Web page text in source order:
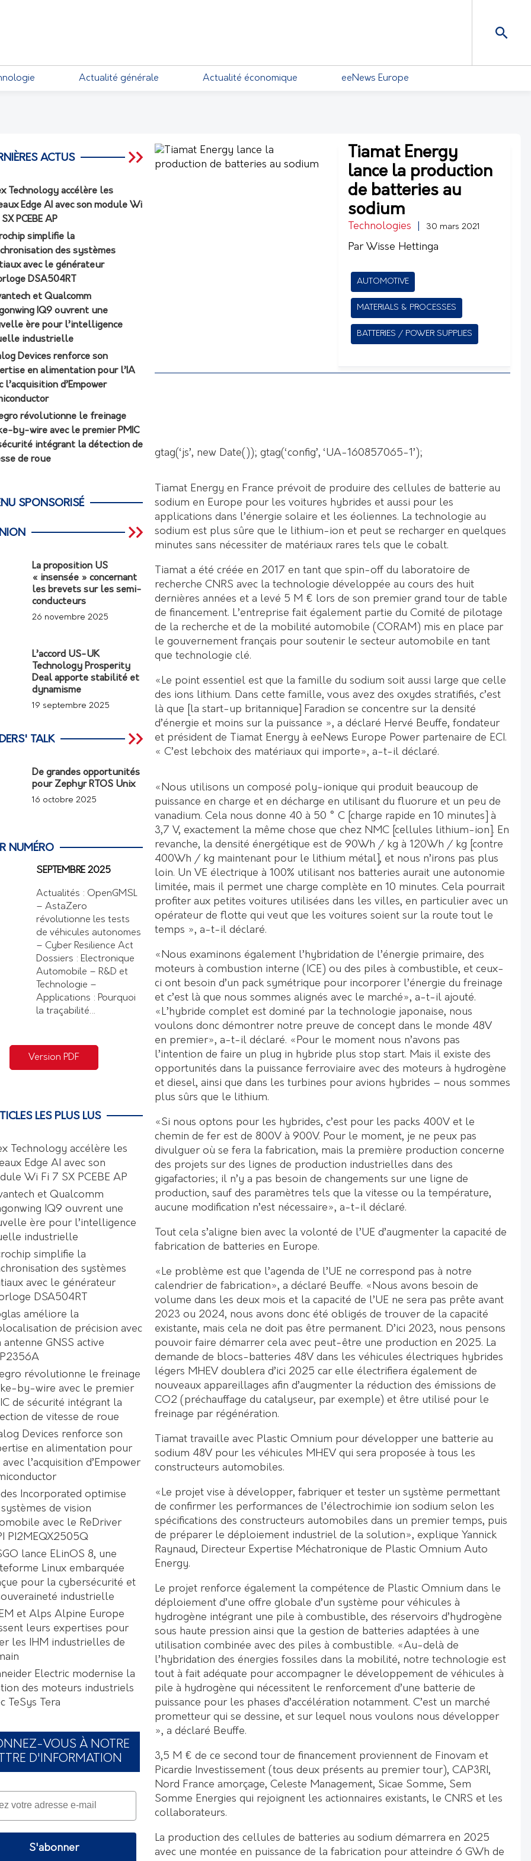
Actualité générale Actualité économique eeNews Europe
Tiamat Energy
lance la production
de batteries au
sodium
Technologies 30 mars 2021
Par Wisse Hettinga
AUTOMOTIVE
MATERIALS & PROCESSES
BATTERIES / POWER SUPPLIES
gtag(‘js’, new Date()); gtag(‘config’, ‘UA-160857065-1’);
Tiamat Energy en France prévoit de produire des cellules de batterie au
sodium en Europe pour les voitures hybrides et aussi pour les
applications dans l’énergie solaire et les éoliennes. La technologie au
sodium est plus sûre que le lithium-ion et peut se recharger en quelques
minutes sans nécessiter de matériaux rares tels que le cobalt.
Tiamat a été créée en 2017 en tant que spin-off du laboratoire de
recherche CNRS avec la technologie développée au cours des huit
dernières années et a levé 5 M € lors de son premier grand tour de table
de financement. L’entreprise fait également partie du Comité de pilotage
de la recherche et de la mobilité automobile (CORAM) mis en place par
le gouvernement français pour soutenir le secteur automobile en tant
que technologie clé.
«Le point essentiel est que la famille du sodium soit aussi large que celle
des ions lithium. Dans cette famille, vous avez des oxydes stratifiés, c’est
là que [la start-up britannique] Faradion se concentre sur la densité
d’énergie et moins sur la puissance », a déclaré Hervé Beuffe, fondateur
et président de Tiamat Energy à eeNews Europe Power partenaire de ECI.
« C’est lebchoix des matériaux qui importe», a-t-il déclaré.
«Nous utilisons un composé poly-ionique qui produit beaucoup de
puissance en charge et en décharge en utilisant du fluorure et un peu de
vanadium. Cela nous donne 40 à 50 ° C [charge rapide en 10 minutes] à
3,7 V, exactement la même chose que chez NMC [cellules lithium-ion]. En
revanche, la densité énergétique est de 90Wh / kg à 120Wh / kg [contre
400Wh / kg maintenant pour le lithium métal], et nous n’irons pas plus
loin. Un VE électrique à 100% utilisant nos batteries aurait une autonomie
limitée, mais il permet une charge complète en 10 minutes. Cela pourrait
profiter aux petites voitures utilisées dans les villes, en particulier avec un
opérateur de flotte qui veut que les voitures soient sur la route tout le
temps », a-t-il déclaré.
«Nous examinons également l’hybridation de l’énergie primaire, des
moteurs à combustion interne (ICE) ou des piles à combustible, et ceux-
ci ont besoin d’un pack symétrique pour incorporer l’énergie du freinage
et c’est là que nous sommes alignés avec le marché», a-t-il ajouté.
«L’hybride complet est dominé par la technologie japonaise, nous
voulons donc démontrer notre preuve de concept dans le monde 48V
en premier», a-t-il déclaré. «Pour le moment nous n’avons pas
l’intention de faire un plug in hybride plus stop start. Mais il existe des
opportunités dans la puissance ferroviaire avec des moteurs à hydrogène
et diesel, ainsi que dans les turbines pour avions hybrides – nous sommes
plus sûrs que le lithium.
«Si nous optons pour les hybrides, c’est pour les packs 400V et le
chemin de fer est de 800V à 900V. Pour le moment, je ne peux pas
divulguer où se fera la fabrication, mais la première production concerne
des projets sur des lignes de production industrielles dans des
gigafactories; il n’y a pas besoin de changements sur une ligne de
production, sauf des paramètres tels que la vitesse ou la température,
aucune modification n’est nécessaire», a-t-il déclaré.
Tout cela s’aligne bien avec la volonté de l’UE d’augmenter la capacité de
fabrication de batteries en Europe.
«Le problème est que l’agenda de l’UE ne correspond pas à notre
calendrier de fabrication», a déclaré Beuffe. «Nous avons besoin de
volume dans les deux mois et la capacité de l’UE ne sera pas prête avant
2023 ou 2024, nous avons donc été obligés de trouver de la capacité
existante, mais cela ne doit pas être permanent. D’ici 2023, nous pensons
pouvoir faire démarrer cela avec peut-être une production en 2025. La
demande de blocs-batteries 48V dans les véhicules électriques hybrides
légers MHEV doublera d’ici 2025 car elle électrifiera également de
nouveaux appareillages afin d’augmenter la réduction des émissions de
CO2 (préchauffage du catalyseur, par exemple) et être utilisé pour le
freinage par régénération.
Tiamat travaille avec Plastic Omnium pour développer une batterie au
sodium 48V pour les véhicules MHEV qui sera proposée à tous les
constructeurs automobiles.
«Le projet vise à développer, fabriquer et tester un système permettant
de confirmer les performances de l’électrochimie ion sodium selon les
spécifications des constructeurs automobiles dans un premier temps, puis
de préparer le déploiement industriel de la solution», explique Yannick
Raynaud, Directeur Expertise Méchatronique de Plastic Omnium Auto
Energy.
Le projet renforce également la compétence de Plastic Omnium dans le
déploiement d’une offre globale d’un système pour véhicules à
hydrogène intégrant une pile à combustible, des réservoirs d’hydrogène
sous haute pression ainsi que la gestion de batteries adaptées à une
utilisation combinée avec des piles à combustible. «Au-delà de
l’hybridation des énergies fossiles dans la mobilité, notre technologie est
tout à fait adéquate pour accompagner le développement de véhicules à
pile à hydrogène qui nécessitent le renforcement d’une batterie de
puissance pour les phases d’accélération notamment. C’est un marché
prometteur qui se dessine, et sur lequel nous voulons nous développer
», a déclaré Beuffe.
3,5 M € de ce second tour de financement proviennent de Finovam et
Picardie Investissement (tous deux présents au premier tour), CAP3RI,
Nord France amorçage, Celeste Management, Sicae Somme, Sem
Somme Energies qui rejoignent les actionnaires existants, le CNRS et les
collaborateurs.
La production des cellules de batteries au sodium démarrera en 2025
avec une montée en puissance de la fabrication pour atteindre 6 GWh de
ACTUS
Technology accélère les
Edge AI avec son module Wi
PCEBE AP
simplifie la
des systèmes
avec le générateur
DSA504RT
et Qualcomm
IQ9 ouvrent une
ère pour l’intelligence
industrielle
Devices renforce son
en alimentation pour l’IA
l’acquisition d’Empower
révolutionne le freinage
by-wire avec le premier PMIC
intégrant la détection de
de roue
SPONSORISÉ
La proposition US
« insensée » concernant
les brevets sur les semi-
conducteurs
26 novembre 2025
L’accord US-UK
Technology Prosperity
Deal apporte stabilité et
dynamisme
19 septembre 2025
TALK
De grandes opportunités
pour Zephyr RTOS Unix
16 octobre 2025
NUMÉRO
SEPTEMBRE 2025
Actualités : OpenGMSL
– AstaZero
révolutionne les tests
de véhicules autonomes
– Cyber Resilience Act
Dossiers : Electronique
Automobile – R&D et
Technologie –
Applications : Pourquoi
la traçabilité…
Version PDF
LES PLUS LUS
Technology accélère les
Edge AI avec son
Wi Fi 7 SX PCEBE AP
et Qualcomm
IQ9 ouvrent une
ère pour l’intelligence
industrielle
simplifie la
des systèmes
avec le générateur
DSA504RT
améliore la
de précision avec
antenne GNSS active
révolutionne le freinage
by-wire avec le premier
de sécurité intégrant la
de vitesse de roue
Devices renforce son
en alimentation pour
avec l’acquisition d’Empower
Incorporated optimise
de vision
avec le ReDriver
PI2MEQX2505Q
lance ELinOS 8, une
Linux embarquée
pour la cybersécurité et
industrielle
et Alps Alpine Europe
leurs expertises pour
les IHM industrielles de
Electric modernise la
des moteurs industriels
TeSys Tera
VOUS À NOTRE
D'INFORMATION
S'abonner